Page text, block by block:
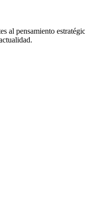
al pensamiento